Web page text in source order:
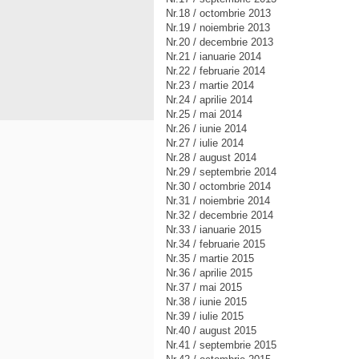
Nr.18 / octombrie 2013
Nr.19 / noiembrie 2013
Nr.20 / decembrie 2013
Nr.21 / ianuarie 2014
Nr.22 / februarie 2014
Nr.23 / martie 2014
Nr.24 / aprilie 2014
Nr.25 / mai 2014
Nr.26 / iunie 2014
Nr.27 / iulie 2014
Nr.28 / august 2014
Nr.29 / septembrie 2014
Nr.30 / octombrie 2014
Nr.31 / noiembrie 2014
Nr.32 / decembrie 2014
Nr.33 / ianuarie 2015
Nr.34 / februarie 2015
Nr.35 / martie 2015
Nr.36 / aprilie 2015
Nr.37 / mai 2015
Nr.38 / iunie 2015
Nr.39 / iulie 2015
Nr.40 / august 2015
Nr.41 / septembrie 2015